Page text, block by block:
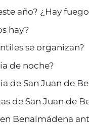
año? ¿Hay
hay?
se organizan?
de noche?
de San Juan de
de San Juan de
Benalmádena